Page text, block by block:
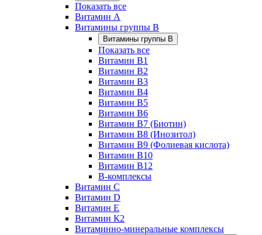
Показать все
Витамин A
Витамины группы B
Витамины группы B
Показать все
Витамин B1
Витамин B2
Витамин B3
Витамин B4
Витамин B5
Витамин B6
Витамин B7 (Биотин)
Витамин B8 (Инозитол)
Витамин B9 (Фолиевая кислота)
Витамин B10
Витамин B12
B-комплексы
Витамин C
Витамин D
Витамин E
Витамин К2
Витаминно-минеральные комплексы